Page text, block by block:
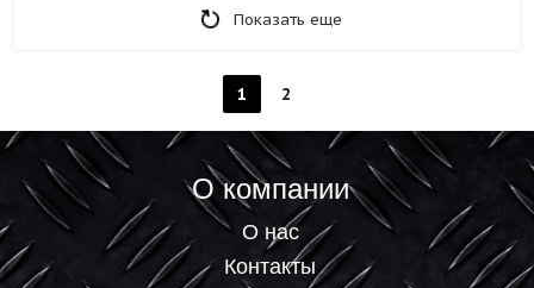
Показать еще
1 2
О компании
О нас
Контакты